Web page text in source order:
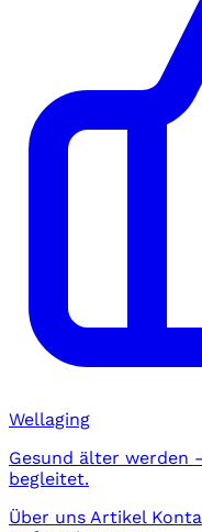
Wellaging
Gesund älter werden
begleitet.
Über uns Artikel